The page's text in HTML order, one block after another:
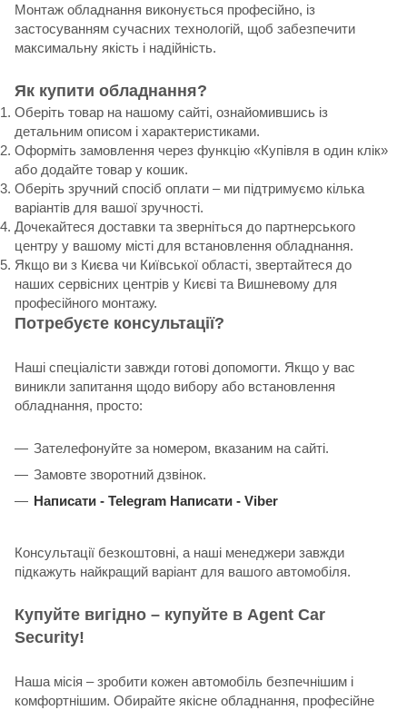
Монтаж обладнання виконується професійно, із
застосуванням сучасних технологій, щоб забезпечити
максимальну якість і надійність.
Як купити обладнання?
Оберіть товар на нашому сайті, ознайомившись із
детальним описом і характеристиками.
Оформіть замовлення через функцію «Купівля в один клік»
або додайте товар у кошик.
Оберіть зручний спосіб оплати – ми підтримуємо кілька
варіантів для вашої зручності.
Дочекайтеся доставки та зверніться до партнерського
центру у вашому місті для встановлення обладнання.
Якщо ви з Києва чи Київської області, звертайтеся до
наших сервісних центрів у Києві та Вишневому для
професійного монтажу.
Потребуєте консультації?
Наші спеціалісти завжди готові допомогти. Якщо у вас
виникли запитання щодо вибору або встановлення
обладнання, просто:
Зателефонуйте за номером, вказаним на сайті.
Замовте зворотний дзвінок.
Написати - Telegram Написати - Viber
Консультації безкоштовні, а наші менеджери завжди
підкажуть найкращий варіант для вашого автомобіля.
Купуйте вигідно – купуйте в Agent Car
Security!
Наша місія – зробити кожен автомобіль безпечнішим і
комфортнішим. Обирайте якісне обладнання, професійне